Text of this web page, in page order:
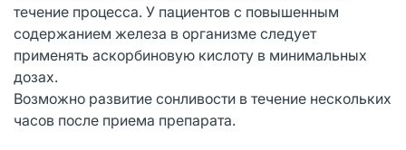
течение процесса. У пациентов с повышенным
содержанием железа в организме следует
применять аскорбиновую кислоту в минимальных
дозах.
Возможно развитие сонливости в течение нескольких
часов после приема препарата.